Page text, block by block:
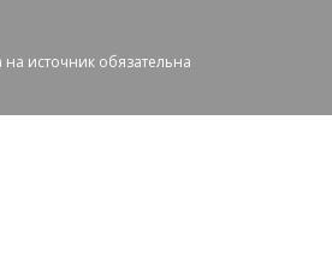
источник обязательна